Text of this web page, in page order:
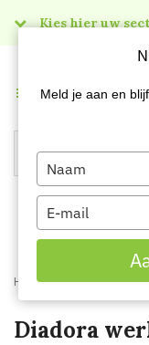
Kies hier uw
Menu
Home Webshop Werk-
Diadora
Meld je aan en
Type
your
name
Type
your
email